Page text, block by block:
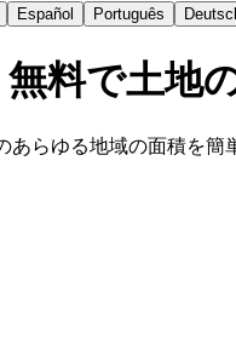
Español Português
料で土地
らゆる地域の面積を